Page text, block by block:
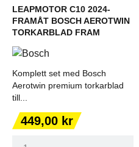
LEAPMOTOR C10 2024-
FRAMÅT BOSCH AEROTWIN
TORKARBLAD FRAM
Komplett set med Bosch
Aerotwin premium torkarblad
till...
Pris
449,00 kr